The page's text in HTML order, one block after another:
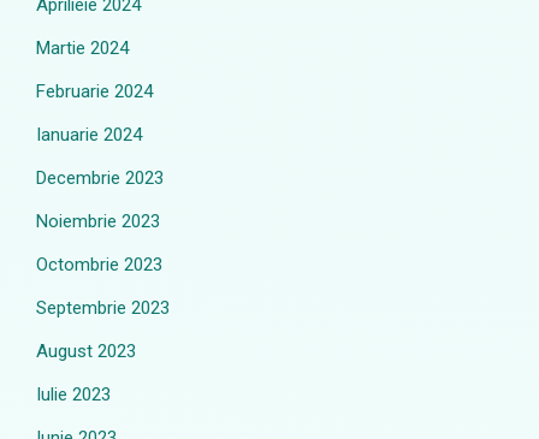
Aprilieie 2024
Martie 2024
Februarie 2024
Ianuarie 2024
Decembrie 2023
Noiembrie 2023
Octombrie 2023
Septembrie 2023
August 2023
Iulie 2023